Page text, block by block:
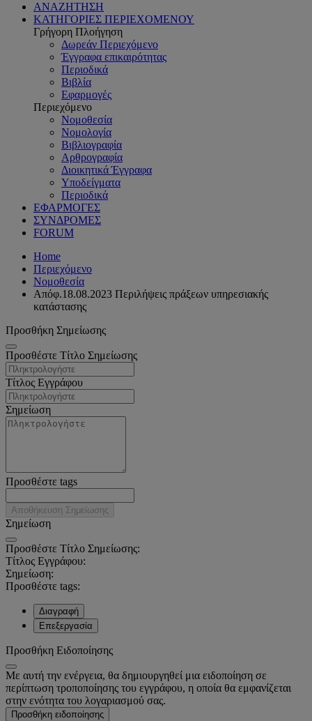
ΑΝΑΖΗΤΗΣΗ
ΚΑΤΗΓΟΡΙΕΣ ΠΕΡΙΕΧΟΜΕΝΟΥ
Γρήγορη Πλοήγηση
Δωρεάν Περιεχόμενο
Έγγραφα επικαιρότητας
Περιοδικά
Βιβλία
Εφαρμογές
Περιεχόμενο
Νομοθεσία
Νομολογία
Βιβλιογραφία
Αρθρογραφία
Διοικητικά Έγγραφα
Υποδείγματα
Περιοδικά
ΕΦΑΡΜΟΓΕΣ
ΣΥΝΔΡΟΜΕΣ
FORUM
Home
Περιεχόμενο
Νομοθεσία
Απόφ.18.08.2023 Περιλήψεις πράξεων υπηρεσιακής
κατάστασης
Προσθήκη Σημείωσης
Προσθέστε Τίτλο Σημείωσης
Τίτλος Εγγράφου
Σημείωση
Προσθέστε tags
Αποθήκευση Σημείωσης
Σημείωση
Προσθέστε Τίτλο Σημείωσης:
Τίτλος Εγγράφου:
Σημείωση:
Προσθέστε tags:
Διαγραφή
Επεξεργασία
Προσθήκη Ειδοποίησης
Με αυτή την ενέργεια, θα δημιουργηθεί μια ειδοποίηση σε
περίπτωση τροποποίησης του εγγράφου, η οποία θα εμφανίζεται
στην ενότητα του λογαριασμού σας.
Προσθήκη ειδοποίησης